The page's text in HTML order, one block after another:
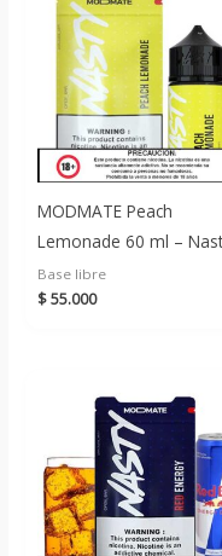
MODMATE Peach
Lemonade 60 ml –
Base libre
$55.000